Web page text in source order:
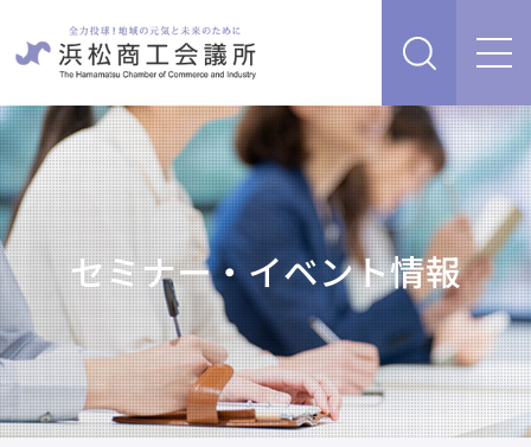
販路を開拓したい、新商品・サービス・技術を開発し
たい
人脈・ネットワークを広げたい
経営について相談したい（経営安定、専門家相談な
ど）
創業、事業承継について相談したい
資金を調達したい
補助金を活用したい
経営支援・サービス
検定試験
セミナー・イベント情報
浜松商工会議所について
セミナー・イベント情報